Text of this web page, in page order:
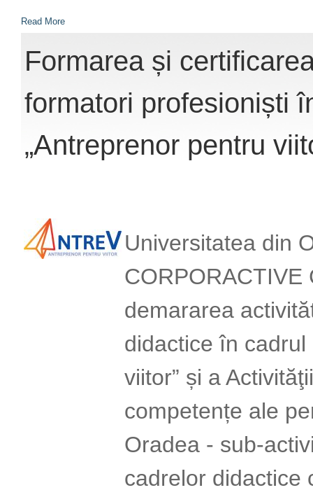
Read More
Formarea și
formatori profesioniști
„Antreprenor pentru
Universitatea din
CORPORACTIVE
demararea
didactice în
viitor” și a
competențe ale
Oradea - sub-
cadrelor didactice